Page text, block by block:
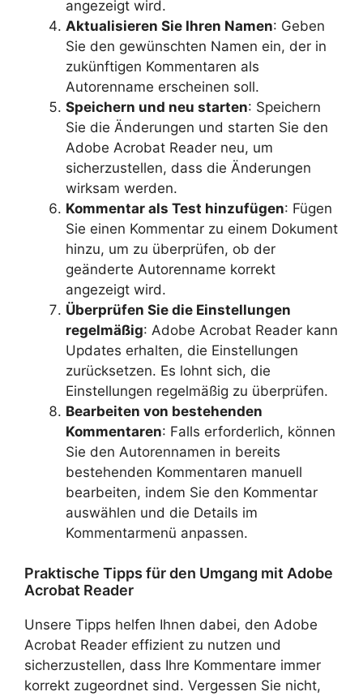
angezeigt wird.
Aktualisieren Sie Ihren Namen: Geben
Sie den gewünschten Namen ein, der in
zukünftigen Kommentaren als
Autorenname erscheinen soll.
Speichern und neu starten: Speichern
Sie die Änderungen und starten Sie den
Adobe Acrobat Reader neu, um
sicherzustellen, dass die Änderungen
wirksam werden.
Kommentar als Test hinzufügen: Fügen
Sie einen Kommentar zu einem Dokument
hinzu, um zu überprüfen, ob der
geänderte Autorenname korrekt
angezeigt wird.
Überprüfen Sie die Einstellungen
regelmäßig: Adobe Acrobat Reader kann
Updates erhalten, die Einstellungen
zurücksetzen. Es lohnt sich, die
Einstellungen regelmäßig zu überprüfen.
Bearbeiten von bestehenden
Kommentaren: Falls erforderlich, können
Sie den Autorennamen in bereits
bestehenden Kommentaren manuell
bearbeiten, indem Sie den Kommentar
auswählen und die Details im
Kommentarmenü anpassen.
Praktische Tipps für den Umgang mit Adobe
Acrobat Reader
Unsere Tipps helfen Ihnen dabei, den Adobe
Acrobat Reader effizient zu nutzen und
sicherzustellen, dass Ihre Kommentare immer
korrekt zugeordnet sind. Vergessen Sie nicht,